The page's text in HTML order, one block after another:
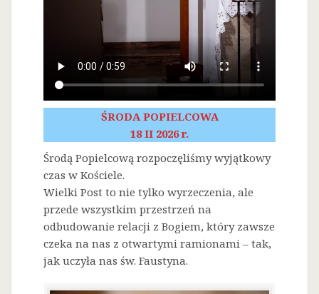
ŚRODA POPIELCOWA
18 II 2026 r.
Środą Popielcową rozpoczęliśmy wyjątkowy
czas w Kościele.
Wielki Post to nie tylko wyrzeczenia, ale
przede wszystkim przestrzeń na
odbudowanie relacji z Bogiem, który zawsze
czeka na nas z otwartymi ramionami – tak,
jak uczyła nas św. Faustyna.